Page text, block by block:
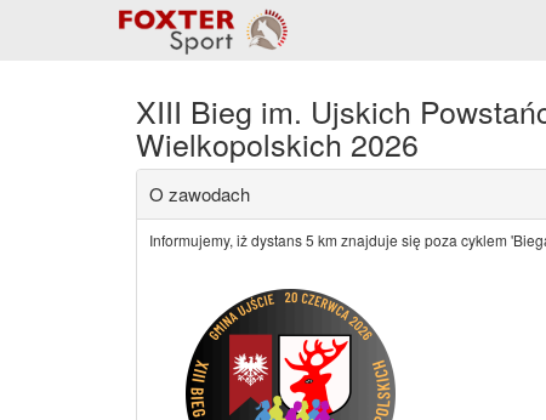
XIII Bieg im. Ujskich
Wielkopolskich 2026
O zawodach
Informujemy, iż dystans 5 km znajduje się poza cyklem